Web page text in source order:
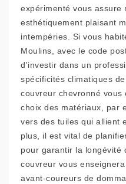
expérimenté vous assure
esthétiquement plaisant
intempéries. Si vous
Moulins, avec le code
d'investir dans un
spécificités climatiques
couvreur chevronné
choix des matériaux, par
vers des tuiles qui allient
plus, il est vital de
pour garantir la longévité
couvreur vous
avant-coureurs de